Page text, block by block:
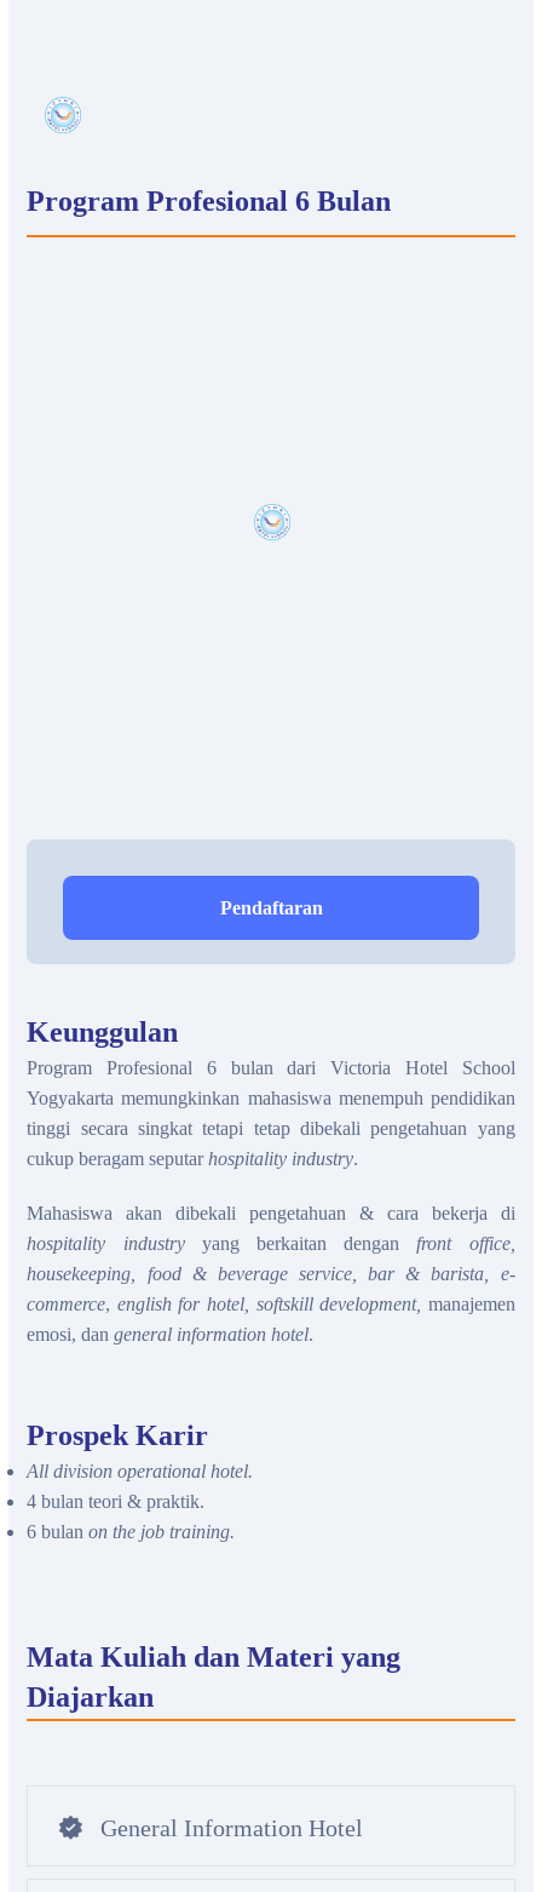
Program Profesional 6 Bulan
Pendaftaran
Keunggulan
Program Profesional 6 bulan dari Victoria Hotel School
Yogyakarta memungkinkan mahasiswa menempuh pendidikan
tinggi secara singkat tetapi tetap dibekali pengetahuan yang
cukup beragam seputarhospitality industry.
Mahasiswa akan dibekali pengetahuan & cara bekerja di
hospitality industryyang berkaitan dengan front office,
housekeeping, food & beverage service, bar & barista, e-
commerce, english for hotel, softskill development, manajemen
emosi, dangeneral information hotel.
Prospek Karir
All division operational hotel.
4 bulan teori & praktik.
6 bulanon the job training.
Mata Kuliah dan Materi yang
Diajarkan
General Information Hotel